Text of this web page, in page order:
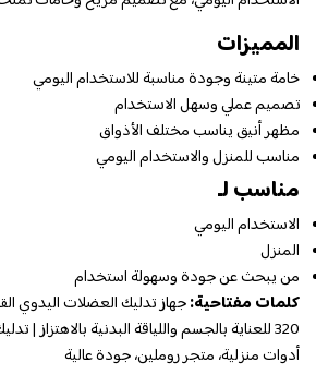
المميزات
خامة متينة وجودة مناسبة للاستخدام اليومي
تصميم عملي وسهل الاستخدام
مظهر أنيق يناسب مختلف الأذواق
مناسب للمنزل والاستخدام اليومي
مناسب لـ
الاستخدام اليومي
المنزل
من يبحث عن جودة وسهولة استخدام
كلمات مفتاحية:
320 للعناية بالجسم واللياقة البدنية
أدوات منزلية، متجر روملين، جودة عالية